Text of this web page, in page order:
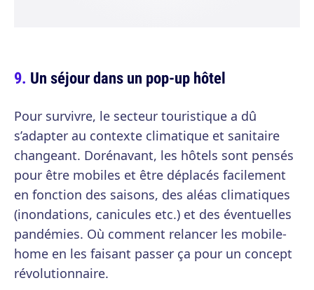
Un séjour dans un pop-up hôtel
Pour survivre, le secteur touristique a dû
s’adapter au contexte climatique et sanitaire
changeant. Dorénavant, les hôtels sont pensés
pour être mobiles et être déplacés facilement
en fonction des saisons, des aléas climatiques
(inondations, canicules etc.) et des éventuelles
pandémies. Où comment relancer les mobile-
home en les faisant passer ça pour un concept
révolutionnaire.